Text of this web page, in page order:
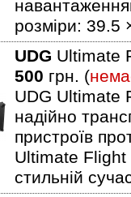
розміри: 39.5
UDG Ultimate
500 грн. (
UDG Ultimate
надійно
пристроїв
Ultimate Flight
стильній